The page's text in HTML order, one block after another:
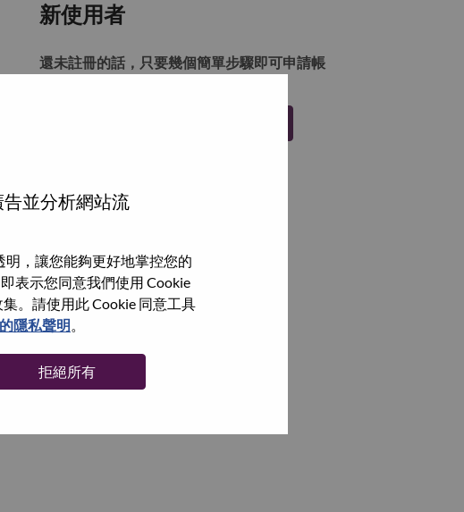
並分析網站流
，讓您能夠更好地掌控您的
表示您同意我們使用 Cookie
。請使用此 Cookie 同意工具
的隱私聲明。
拒絕所有
新使用者
還未註冊的話，只要幾個簡單步驟即可申請帳